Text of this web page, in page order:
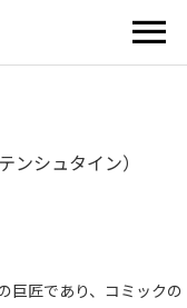
ンシュタイン）
巨匠であり、コミックの